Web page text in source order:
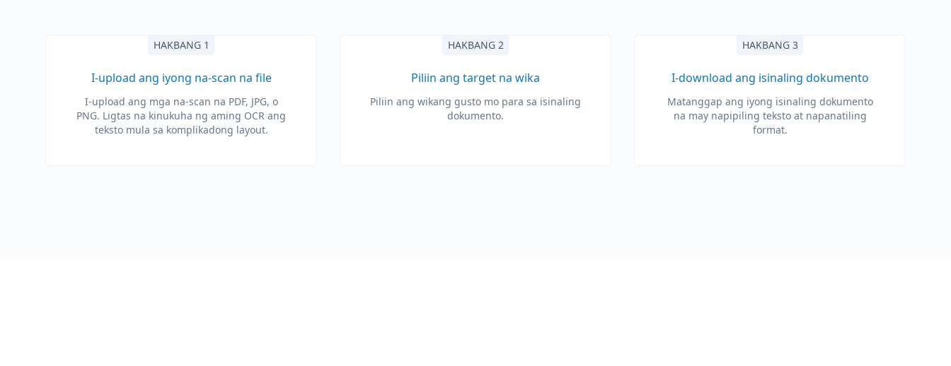
HAKBANG 1
I-upload ang iyong na-scan na file
I-upload ang mga na-scan na PDF, JPG, o
PNG. Ligtas na kinukuha ng aming OCR ang
teksto mula sa komplikadong layout.
HAKBANG 2
Piliin ang target na wika
Piliin ang wikang gusto mo para sa isinaling
dokumento.
HAKBANG 3
I-download ang isinaling dokumento
Matanggap ang iyong isinaling dokumento
na may napipiling teksto at napanatiling
format.